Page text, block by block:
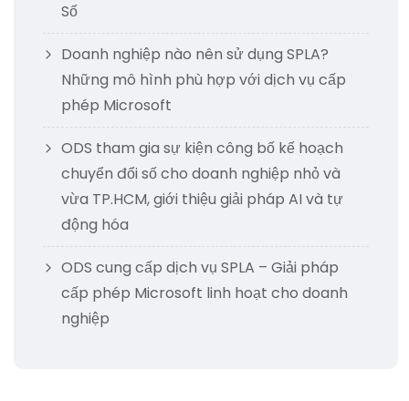
Số
Doanh nghiệp nào nên sử dụng SPLA?
Những mô hình phù hợp với dịch vụ cấp
phép Microsoft
ODS tham gia sự kiện công bố kế hoạch
chuyển đổi số cho doanh nghiệp nhỏ và
vừa TP.HCM, giới thiệu giải pháp AI và tự
động hóa
ODS cung cấp dịch vụ SPLA – Giải pháp
cấp phép Microsoft linh hoạt cho doanh
nghiệp